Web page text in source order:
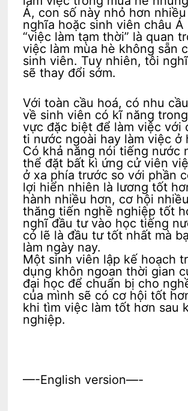
Á, con số này nhỏ hơn
nghĩa hoặc sinh viên châu Á
“việc làm tạm thời” là quan
việc làm mùa hè không sẵn
sinh viên. Tuy nhiên, tôi
sẽ thay đổi sớm.
Với toàn cầu hoá, có nhu
về sinh viên có kĩ năng
vực đặc biệt để làm việc với
ti nước ngoài hay làm việc ở
Có khả năng nói tiếng nước
thể đặt bất kì ứng cử viên
ở xa phía trước so với phần
lợi hiển nhiên là lương tốt
hành nhiều hơn, cơ hội
thăng tiến nghề nghiệp tốt
nghĩ đầu tư vào học tiếng
có lẽ là đầu tư tốt nhất mà
làm ngày nay.
Một sinh viên lập kế hoạch
dụng khôn ngoan thời gian
đại học để chuẩn bị cho
của mình sẽ có cơ hội tốt
khi tìm việc làm tốt hơn sau
nghiệp.
—-English version—-